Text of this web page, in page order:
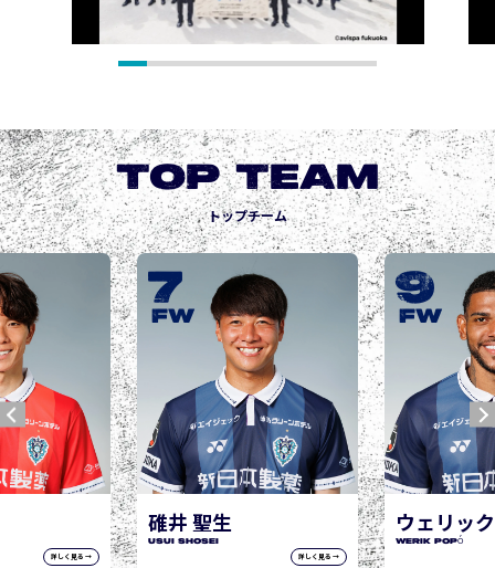
TOP TEAM
トップチーム
詳しく見る →
ウェリック ポポ
WERIK POPÓ
詳しく見る →
9
FW
城後 寿
JOGO Hisashi
10
FW